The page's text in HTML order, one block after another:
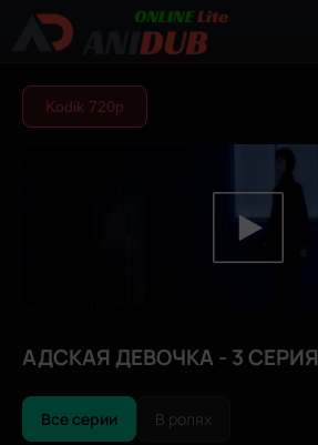
Kodik 720р
АДСКАЯ ДЕВОЧКА - 3 СЕРИЯ
Все серии В ролях